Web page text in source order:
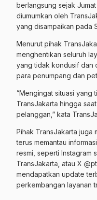
berlangsung sejak
diumumkan oleh
yang disampaikan pada
Menurut pihak
menghentikan seluruh
yang tidak kondusif dan
para penumpang dan
“Mengingat situasi yang
TransJakarta hingga
pelanggan,” kata
Pihak TransJakarta juga
terus memantau
resmi, seperti Instagram
TransJakarta, atau X
mendapatkan update
perkembangan layanan